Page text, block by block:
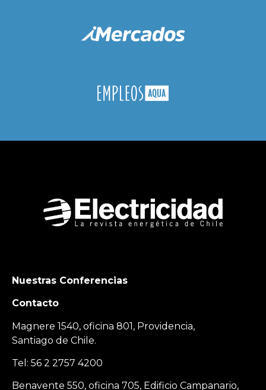
Nuestras Conferencias
Contacto
Magnere 1540, oficina 801, Providencia,
Santiago de Chile.
Tel: 56 2 2757 4200
Benavente 550, oficina 705, Edificio Campanario,